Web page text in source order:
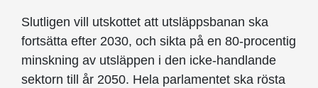
Slutligen vill utskottet att utsläppsbanan ska
fortsätta efter 2030, och sikta på en 80-procentig
minskning av utsläppen i den icke-handlande
sektorn till år 2050. Hela parlamentet ska rösta